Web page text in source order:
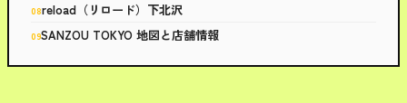
reload（リロード）下北沢
SANZOU TOKYO 地図と店舗情報